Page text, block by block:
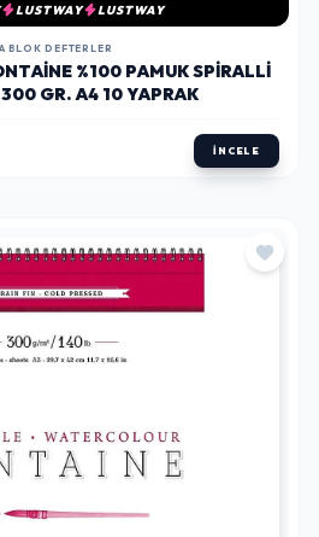
LUSTWAY LUSTWAY
BLOK DEFTERLER
%100 PAMUK SPIRALLI
GR. A4 10 YAPRAK
İNCELE